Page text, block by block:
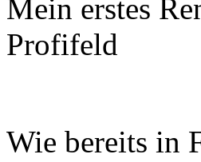
Mein erstes
Wie bereits in